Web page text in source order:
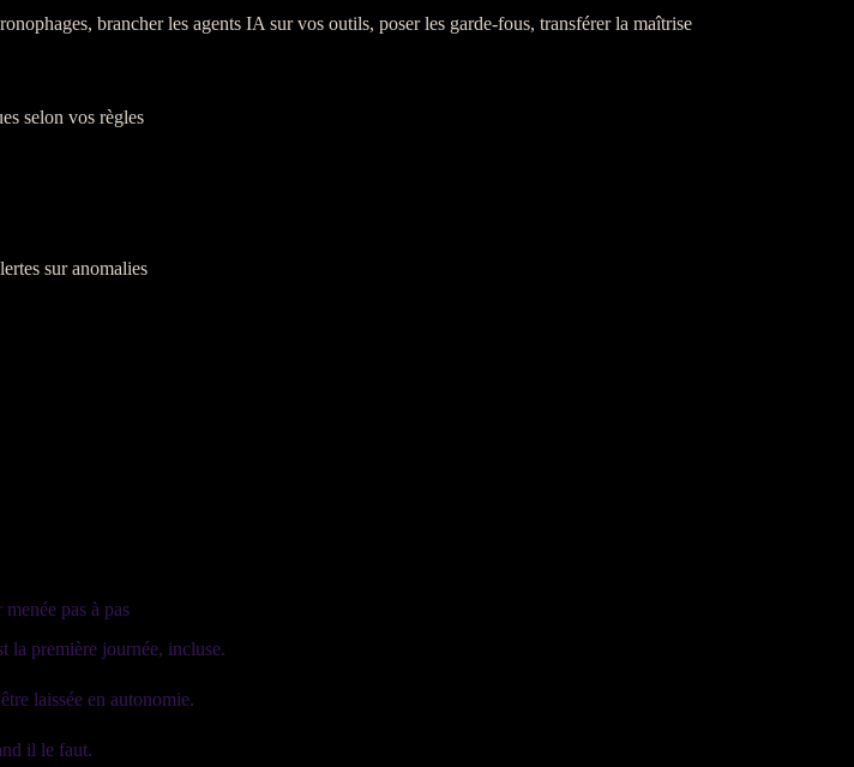
brancher les agents IA sur vos outils, poser les garde-fous, transférer la maîtrise
selon vos règles
suranomalies
pas à pas
la première journée, incluse.
laissée en autonomie.
il le faut.